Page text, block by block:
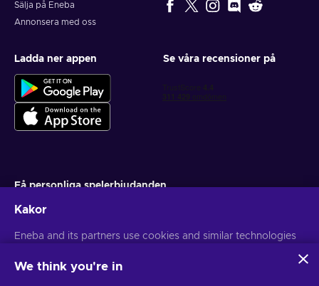
Sälja på Eneba
Annonsera med oss
Ladda ner appen Se våra recensioner på
Få personliga spelerbjudanden
Du kan när som helst avsluta din prenumeration. Besök
Kakor
Eneba and its partners use cookies and similar technologies
website. We use this information to enhance content,
We think you're in